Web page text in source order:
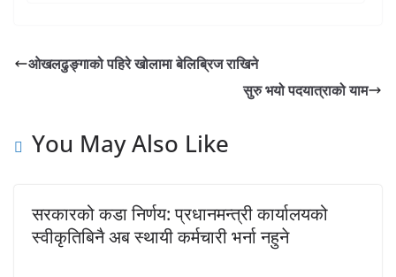
ओखलढुङ्गाको पहिरे खोलामा बेलिब्रिज राखिने
सुरु भयो पदयात्राको याम
You May Also Like
सरकारको कडा निर्णय: प्रधानमन्त्री कार्यालयको
स्वीकृतिबिनै अब स्थायी कर्मचारी भर्ना नहुने